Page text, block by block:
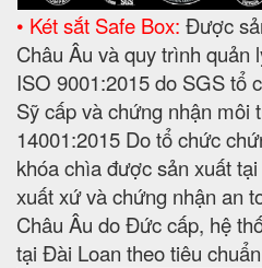
• Két sắt Safe Box: Được
Châu Âu và quy trình quản
ISO 9001:2015 do SGS tổ
Sỹ cấp và chứng nhận môi
14001:2015 Do tổ chức
khóa chìa được sản xuất
xuất xứ và chứng nhận an
Châu Âu do Đức cấp, hệ
tại Đài Loan theo tiêu